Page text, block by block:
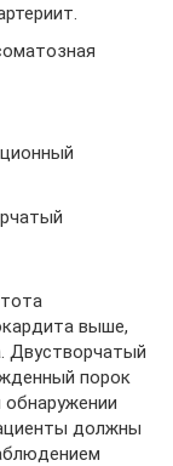
выше,
Двустворчатый
порок
должны